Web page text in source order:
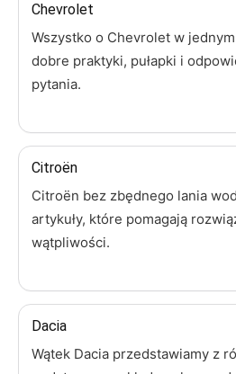
Chevrolet
Wszystko o Chevrolet w
dobre praktyki, pułapki i
pytania.
Citroën
Citroën bez zbędnego lania
artykuły, które pomagają
wątpliwości.
Dacia
Wątek Dacia przedstawiamy z